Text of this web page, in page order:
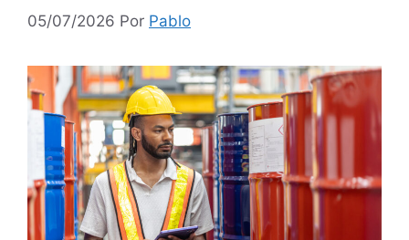
05/07/2026 Por Pablo